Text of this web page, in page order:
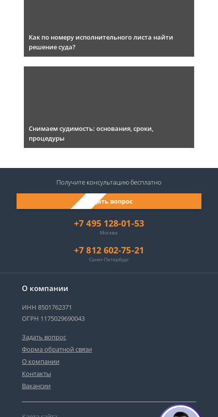
Как по номеру исполнительного листа найти
решение суда?
Снимаем судимость: основания, сроки,
процедуры
О компании
ИНН 8501762371
ОГРН 1175029690043
Задать вопрос
Форма обратной связи
О компании
Контакты
Вакансии
+7 495 128-01-53
Москва
+7 812 602-75-21
Санкт-Петербург
Задать вопрос
Получите консультациюбесплатно